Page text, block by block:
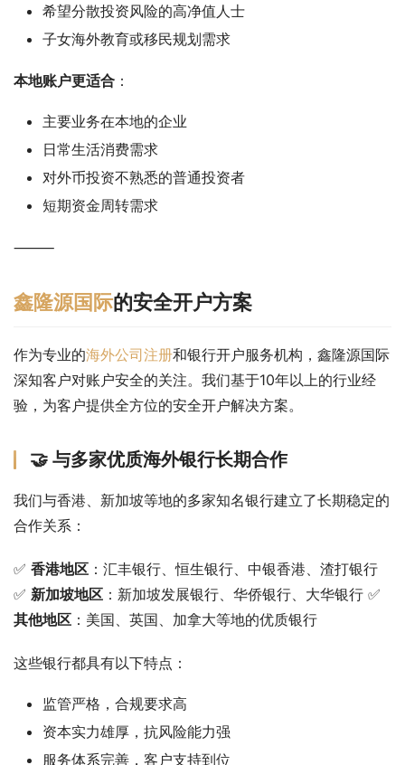
希望分散投资风险的高净值人士
子女海外教育或移民规划需求
本地账户更适合 ：
主要业务在本地的企业
日常生活消费需求
对外币投资不熟悉的普通投资者
短期资金周转需求
⸻
鑫隆源国际的安全开户方案
作为专业的海外公司注册和银行开户服务机构，鑫隆源国际
深知客户对账户安全的关注。我们基于10年以上的行业经
验，为客户提供全方位的安全开户解决方案。
🤝 与多家优质海外银行长期合作
我们与香港、新加坡等地的多家知名银行建立了长期稳定的
合作关系：
✅ 香港地区 ：汇丰银行、恒生银行、中银香港、渣打银行
✅ 新加坡地区
其他地区 ：美国、英国、加拿大等地的优质银行
这些银行都具有以下特点：
监管严格，合规要求高
资本实力雄厚，抗风险能力强
服务体系完善，客户支持到位